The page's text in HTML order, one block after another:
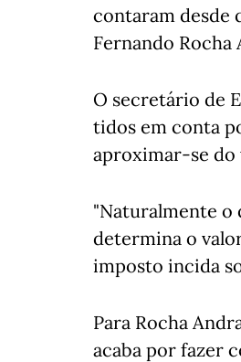
contaram desde
Fernando Rocha
O secretário de
tidos em conta
aproximar-se do
"Naturalmente o
determina o
imposto incida
Para Rocha
acaba por fazer